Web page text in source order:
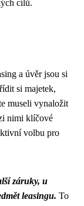
cílů.
a úvěr jsou si
si majetek,
museli vynaložit
nimi klíčové
volbu pro
záruky, u
leasingu. To